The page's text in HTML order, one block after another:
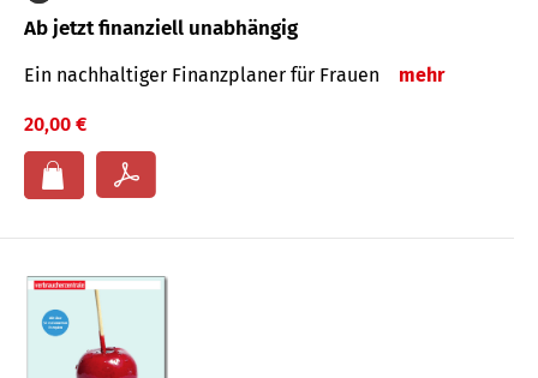
Ab jetzt finanziell unabhängig
Ein nachhaltiger Finanzplaner für Frauen mehr
20,00 €